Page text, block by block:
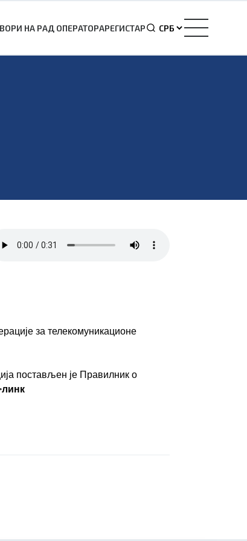
НА РАД ОПЕРАТОРАРЕГИСТАР
за телекомуникационе
постављен је Правилник о
линк